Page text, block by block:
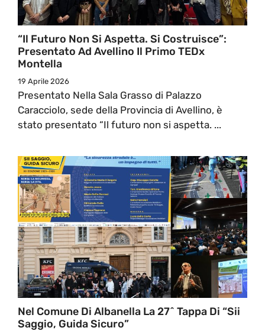
“Il Futuro Non Si Aspetta. Si Costruisce”:
Presentato Ad Avellino Il Primo TEDx
Montella
19 Aprile 2026
Presentato Nella Sala Grasso di Palazzo
Caracciolo, sede della Provincia di Avellino, è
stato presentato “Il futuro non si aspetta. ...
Nel Comune Di Albanella La 27^ Tappa Di “Sii
Saggio, Guida Sicuro”